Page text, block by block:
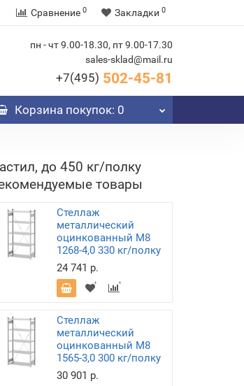
Сравнение 0 Закладки 0
пн - чт 9.00-18.30, пт 9.00-17.30
sales-sklad@mail.ru
+7(495) 502-45-81
Корзинапокупок: 0
до 450 кг/полку
товары
Стеллаж
металлический
оцинкованный М8
1268-4,0 330 кг/полку
24 741 р.
Стеллаж
металлический
оцинкованный М8
1565-3,0 300 кг/полку
30 901 р.